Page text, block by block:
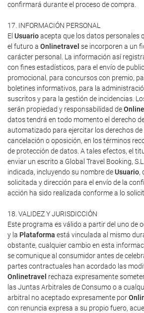
confirmará durante el proceso de compra.
17. INFORMACIÓN PERSONAL
El Usuarioacepta que los datos personales
el futuro a Onlinetravel se incorporen a un
carácter personal. La información así
con fines estadísticos, para el envío de
promocional, para concursos con premio,
boletines informativos, para la
suscritos y para la gestión de incidencias.
serán propiedad y responsabilidad de
datos tendrá en todo momento el derecho
automatizado para ejercitar los derechos
cancelación o oposición, en los términos
de protección de datos. A tales efectos, el
enviar un escrito a Global Travel Booking,
indicada, incluyendo su nombre deUsuario,
solicitada y dirección para el envío de la
acción ha sido realizada conforme a lo
18. VALIDEZ Y JURISDICCIÓN
Este programa es válido a partir del uno de
y la Plataforma está vinculada al mismo
obstante, cualquier cambio en esta
se comunique al consumidor antes de
partes contractuales han acordado las
Onlinetravel rechaza expresamente
las Juntas Arbitrales de Consumo o a
arbitral no aceptado expresamente por
con renuncia expresa a su propio fuero,